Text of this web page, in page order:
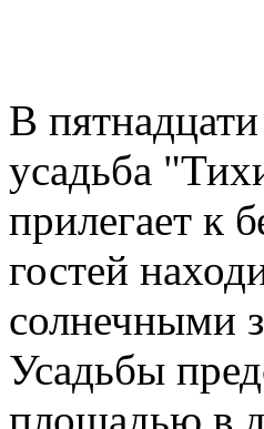
В
усадьба
прилегает к
гостей
солнечными
Усадьбы
площадью в